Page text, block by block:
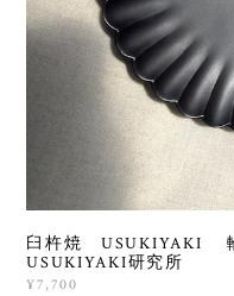
臼杵焼 USUKIYAKI
USUKIYAKI研究所
¥7,700